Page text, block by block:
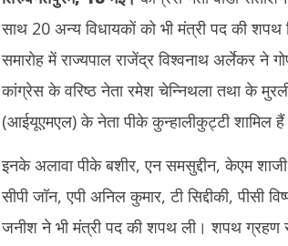
Oath Ceremony : वीडी सतीशन बने केरल
नए मुख्यमंत्री, 20 और मंत्रियों ने ली शपथ
May
2026
श्रद्धांजलि,
18,
2026
साथ 20 अन्य विधायकों को भी मंत्री पद की
समारोह में राज्यपाल राजेंद्र विश्वनाथ अर्लेकर ने
कांग्रेस के वरिष्ठ नेता रमेश चेन्निथला तथा के
(आईयूएमएल) के नेता पीके कुन्हालीकुट्टी शामिल
इनके अलावा पीके बशीर, एन समसुद्दीन, केएम
सीपी जॉन, एपी अनिल कुमार, टी सिद्दीकी,
जनीश ने भी मंत्री पद की शपथ ली। शपथ ग्रहण